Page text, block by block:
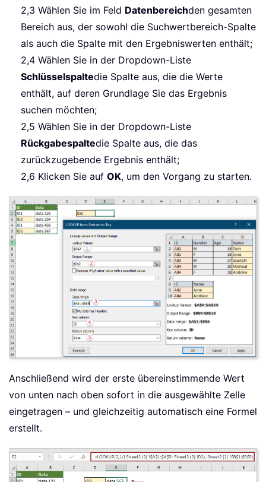
2,3 Wählen Sie im Feld Datenbereichden gesamten
Bereich aus, der sowohl die Suchwertbereich-Spalte
als auch die Spalte mit den Ergebniswerten enthält;
2,4 Wählen Sie in der Dropdown-Liste
Schlüsselspaltedie Spalte aus, die die Werte
enthält, auf deren Grundlage Sie das Ergebnis
suchen möchten;
2,5 Wählen Sie in der Dropdown-Liste
Rückgabespaltedie Spalte aus, die das
zurückzugebende Ergebnis enthält;
2,6 Klicken Sie auf OK, um den Vorgang zu starten.
Anschließend wird der erste übereinstimmende Wert
von unten nach oben sofort in die ausgewählte Zelle
eingetragen – und gleichzeitig automatisch eine Formel
erstellt.